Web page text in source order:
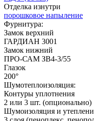
Д-36 46 30
C53
Отделка изнутри
порошковое напыление
Фурнитура:
Замок верхний
ГАРДИАН 3001
Замок нижний
ПРО-САМ ЗВ4-3/55
Глазок
200°
Шумотеплоизоляция:
Контуры уплотнения
2 или 3 шт. (опционально)
Шумоизоляция и